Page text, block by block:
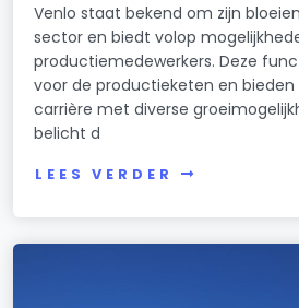
Venlo staat bekend om zijn
sector en biedt volop
productiemedewerkers. Deze
voor de productieketen en bieden
carrière met diverse
belicht d
LEES VERDER